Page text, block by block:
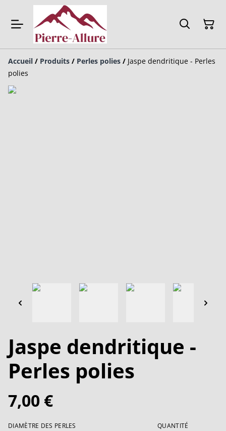
Accueil / Produits / Perles polies / Jaspe dendritique - Perles
polies
Jaspe dendritique -
Perles polies
7,00 €
DIAMÈTRE DES PERLES QUANTITÉ